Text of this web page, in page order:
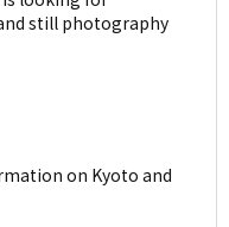
still photography
on Kyoto and